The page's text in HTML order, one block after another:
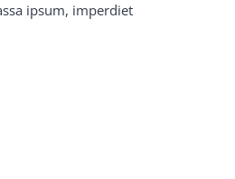
ipsum, imperdiet